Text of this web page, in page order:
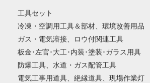
工具セット
冷凍・空調用工具＆部材、環境改善用品
ガス・電気溶接、ロウ付関連工具
板金･左官･大工･内装･塗装･ガラス用具
防爆工具、水道・ガス配管工具
電気工事用道具、絶縁道具、現場作業灯